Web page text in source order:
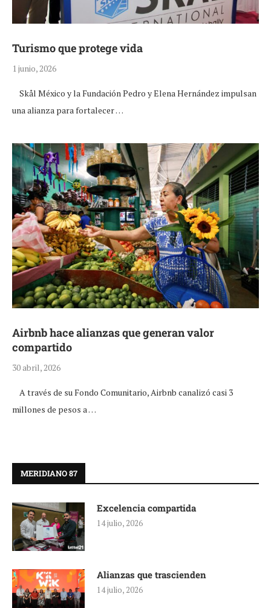
Turismo que protege vida
1 junio, 2026
Skål México y la Fundación Pedro y Elena Hernández impulsan
una alianza para fortalecer …
Airbnb hace alianzas que generan valor
compartido
30 abril, 2026
A través de su Fondo Comunitario, Airbnb canalizó casi 3
millones de pesos a …
MERIDIANO 87
Excelencia compartida
14 julio, 2026
Alianzas que trascienden
14 julio, 2026